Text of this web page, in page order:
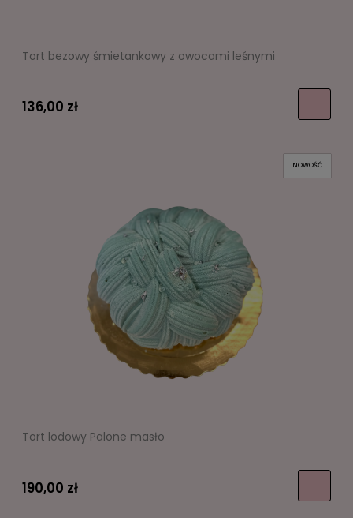
Tort bezowy śmietankowy z owocami leśnymi
136,00 zł
Tort lodowy Palone masło
190,00 zł
NOWOŚĆ